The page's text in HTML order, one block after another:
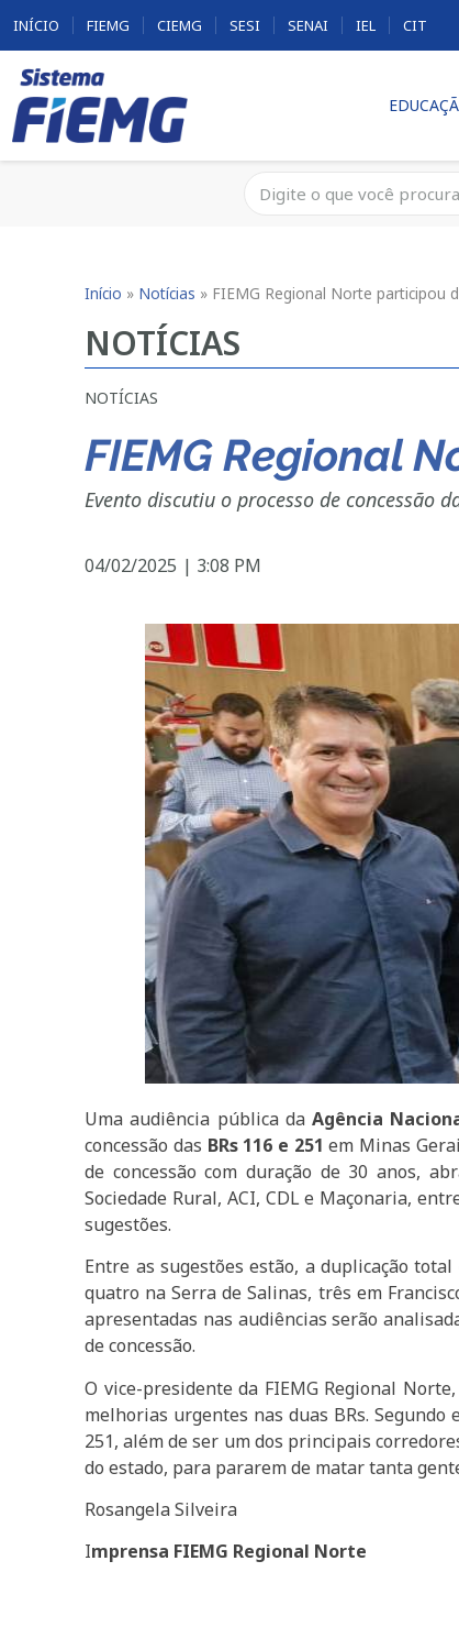
INÍCIO FIEMG CIEMG SESI SENAI IEL CIT
Início » Notícias » FIEMG Regional Norte participou
NOTÍCIAS
NOTÍCIAS
FIEMG Regional
Evento discutiu o processo de concessão
04/02/2025 | 3:08 PM
Uma audiência pública daAgência
concessão das BRs 116 e 251 em Minas
de concessão com duração de 30 anos,
Sociedade Rural, ACI, CDL e Maçonaria,
sugestões.
Entre as sugestões estão, a duplicação
quatro na Serra de Salinas, três em
apresentadas nas audiências serão
de concessão.
O vice-presidente da FIEMG Regional Norte,
melhorias urgentes nas duas BRs. Segundo
251, além de ser um dos principais
do estado, para pararem de matar tanta
Rosangela Silveira
Imprensa FIEMG Regional Norte